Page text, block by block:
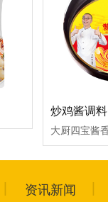
炒鸡酱调料
资讯新闻